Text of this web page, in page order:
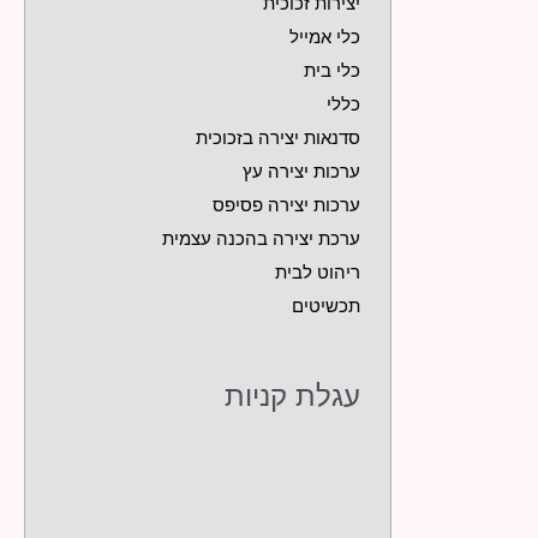
כלי אמייל
כלי בית
כללי
סדנאות יצירה בזכוכית
ערכות יצירה עץ
ערכות יצירה פסיפס
ערכת יצירה בהכנה עצמית
ריהוט לבית
תכשיטים
עגלת קניות